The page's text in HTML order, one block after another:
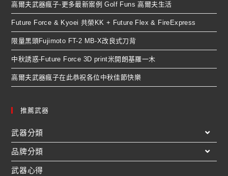
高爾夫武器瘋子-更多最新案例 Golf Funs 高爾夫生活
Future Force & Kyoei 共榮KK + Future Flex & FireExpress
限量黑頭Fujimoto FT-2 MB-X改良式刀背
中秋誘惑-Future Force 3D print米開朗基羅一木
高爾夫武器瘋子在此恭祝各位中秋佳節快樂
推薦武器
武器分類
品牌分類
武器心得